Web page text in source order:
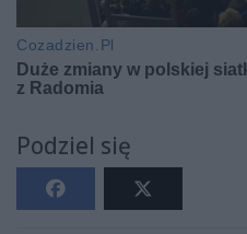
Podziel się